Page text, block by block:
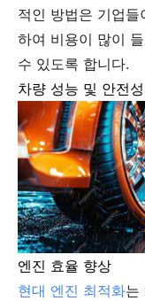
적인 방법은 기업
하여 비용이 많이
수 있도록 합니다.
차량 성능 및 안전
엔진 효율 향상
현대 엔진 최적화는